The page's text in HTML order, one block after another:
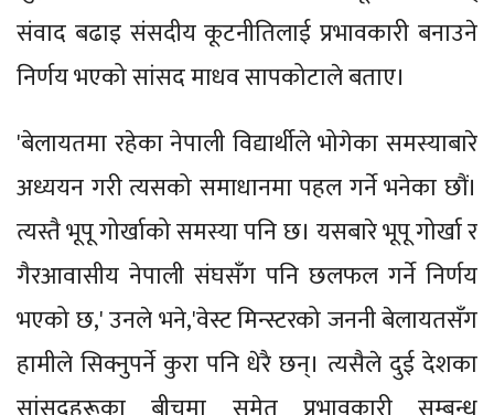
संवाद बढाइ संसदीय कूटनीतिलाई प्रभावकारी बनाउने
निर्णय भएको सांसद माधव सापकोटाले बताए।
'बेलायतमा रहेका नेपाली विद्यार्थीले भोगेका समस्याबारे
अध्ययन गरी त्यसको समाधानमा पहल गर्ने भनेका छौं।
त्यस्तै भूपू गोर्खाको समस्या पनि छ। यसबारे भूपू गोर्खा र
गैरआवासीय नेपाली संघसँग पनि छलफल गर्ने निर्णय
भएको छ,' उनले भने,'वेस्ट मिन्स्टरको जननी बेलायतसँग
हामीले सिक्नुपर्ने कुरा पनि धेरै छन्। त्यसैले दुई देशका